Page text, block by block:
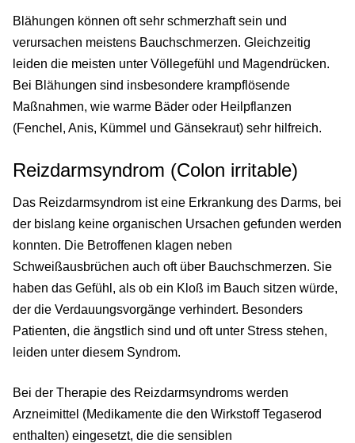
Blähungen können oft sehr schmerzhaft sein und
verursachen meistens Bauchschmerzen. Gleichzeitig
leiden die meisten unter Völlegefühl und Magendrücken.
Bei Blähungen sind insbesondere krampflösende
Maßnahmen, wie warme Bäder oder Heilpflanzen
(Fenchel, Anis, Kümmel und Gänsekraut) sehr hilfreich.
Reizdarmsyndrom (Colon irritable)
Das Reizdarmsyndrom ist eine Erkrankung des Darms, bei
der bislang keine organischen Ursachen gefunden werden
konnten. Die Betroffenen klagen neben
Schweißausbrüchen auch oft über Bauchschmerzen. Sie
haben das Gefühl, als ob ein Kloß im Bauch sitzen würde,
der die Verdauungsvorgänge verhindert. Besonders
Patienten, die ängstlich sind und oft unter Stress stehen,
leiden unter diesem Syndrom.
Bei der Therapie des Reizdarmsyndroms werden
Arzneimittel (Medikamente die den Wirkstoff Tegaserod
enthalten) eingesetzt, die die sensiblen